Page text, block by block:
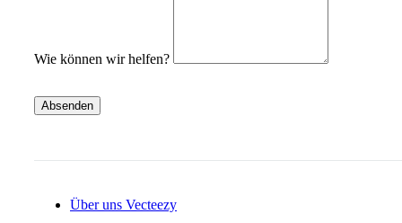
Wie können wir helfen?
Absenden
Über uns Vecteezy